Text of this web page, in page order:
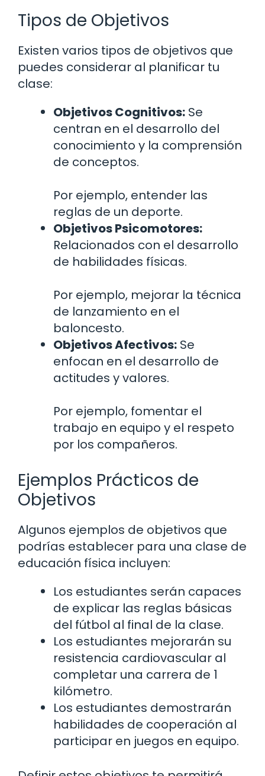
Tipos de Objetivos
Existen varios tipos de objetivos que
puedes considerar al planificar tu
clase:
Objetivos Cognitivos: Se
centran en el desarrollo del
conocimiento y la comprensión
de conceptos.
Por ejemplo, entender las
reglas de un deporte.
Objetivos Psicomotores:
Relacionados con el desarrollo
de habilidades físicas.
Por ejemplo, mejorar la técnica
de lanzamiento en el
baloncesto.
Objetivos Afectivos: Se
enfocan en el desarrollo de
actitudes y valores.
Por ejemplo, fomentar el
trabajo en equipo y el respeto
por los compañeros.
Ejemplos Prácticos de
Objetivos
Algunos ejemplos de objetivos que
podrías establecer para una clase de
educación física incluyen:
Los estudiantes serán capaces
de explicar las reglas básicas
del fútbol al final de la clase.
Los estudiantes mejorarán su
resistencia cardiovascular al
completar una carrera de 1
kilómetro.
Los estudiantes demostrarán
habilidades de cooperación al
participar en juegos en equipo.